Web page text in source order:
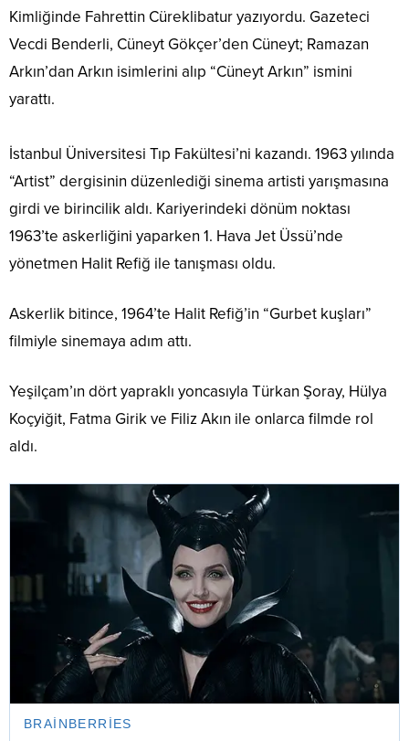
Kimliğinde Fahrettin Cüreklibatur yazıyordu. Gazeteci
Vecdi Benderli, Cüneyt Gökçer’den Cüneyt; Ramazan
Arkın’dan Arkın isimlerini alıp “Cüneyt Arkın” ismini
yarattı.
İstanbul Üniversitesi Tıp Fakültesi’ni kazandı. 1963 yılında
“Artist” dergisinin düzenlediği sinema artisti yarışmasına
girdi ve birincilik aldı. Kariyerindeki dönüm noktası
1963’te askerliğini yaparken 1. Hava Jet Üssü’nde
yönetmen Halit Refiğ ile tanışması oldu.
Askerlik bitince, 1964’te Halit Refiğ’in “Gurbet kuşları”
filmiyle sinemaya adım attı.
Yeşilçam’ın dört yapraklı yoncasıyla Türkan Şoray, Hülya
Koçyiğit, Fatma Girik ve Filiz Akın ile onlarca filmde rol
aldı.